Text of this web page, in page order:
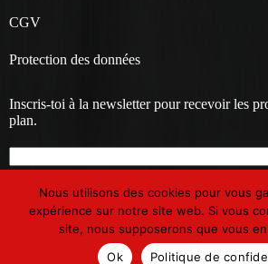
CGV
Protection des données
Inscris-toi à la newsletter pour recevoir les
plan.
Copyright © 2026 Chubby baby | Marque
Nous utilisons des cookies pour vous
expérience sur notre site web. Si vous
site, nous supposerons que vous
Ok
Politique de